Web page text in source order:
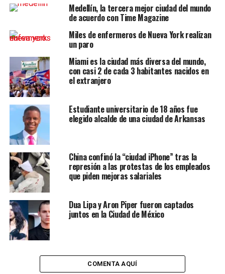
Una ciudad de capas
La ciudad es una línea recta de 170 kilómetros que va
desde la costa del Mar Rojo hasta las montañas y estará
compuesta por capas:
Capa peatonal: estará a nivel del suelo y no tendrá
tráfico ya que las carreteras y las calles se
espacios verdes.
Capa de servicios: será el primer subnivel, donde,
oculta a la vista, se alojará toda la infraestructura
vital con las viviendas, los comercios, las calles,
etc. Nadie vivirá a más de cinco minutos a pie de
los servicios y tiendas que necesita.
Capa de columna: se situará debajo de las
anteriores y se destinará al transporte de
pasajeros y carga mediante sistemas de alta
velocidad. El viaje más largo será de 20 minutos.
Centrada en la agricultura
Medellín, la tercera mejor ciudad del mundo
de acuerdo con Time Magazine
Miles de enfermeros de Nueva York realizan
un paro
Miami es la ciudad más diversa del mundo,
con casi 2 de cada 3 habitantes nacidos en
el extranjero
Estudiante universitario de 18 años fue
elegido alcalde de una ciudad de Arkansas
China confinó la “ciudad iPhone” tras la
represión a las protestas de los empleados
que piden mejoras salariales
Dua Lipa y Aron Piper fueron captados
juntos en la Ciudad de México
COMENTA AQUÍ